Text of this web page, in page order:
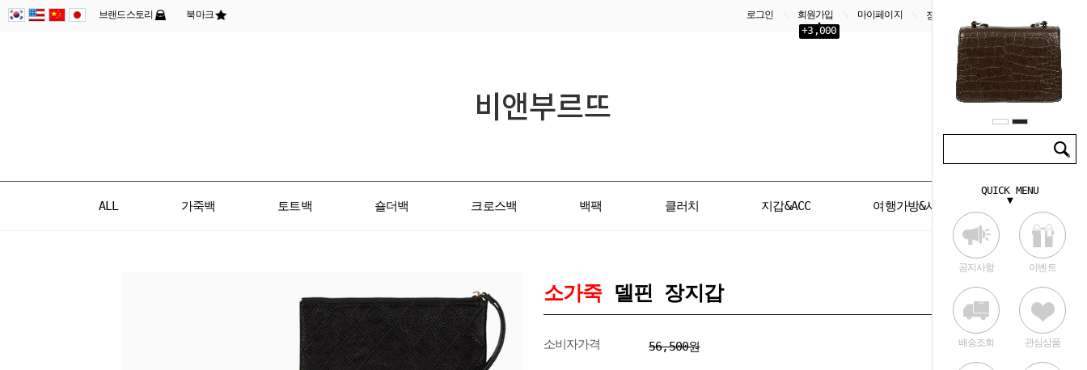
QUICK MENU
▼
공지사항 이벤트
배송조회 관심상품
브랜드스토리 북마크 로그인 회원가입
+3,000
마이페이지 장바구니
ALL 가죽백 토트백 숄더백 크로스백 백팩 클러치 지갑&ACC 여행가방&서류가방
소가죽델핀 장지갑
소비자가격 56,500원